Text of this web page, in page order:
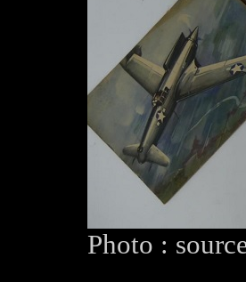
Photo :